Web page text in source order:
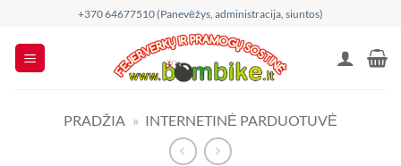
content
+370 64677510 (Panevėžys, administracija, siuntos)
PRADŽIA » INTERNETINĖ PARDUOTUVĖ